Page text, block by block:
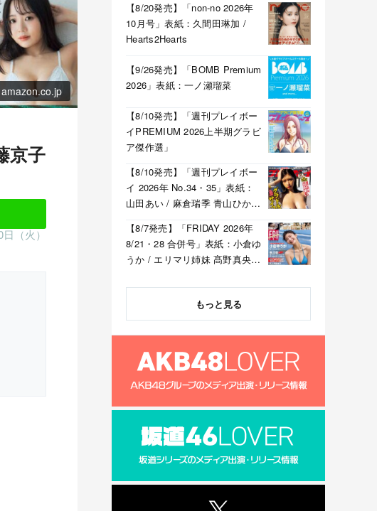
amazon.co.jp
（火）
【8/20発売】「non-no 2026年
10月号」表紙：久間田琳加 /
Hearts2Hearts
【9/26発売】「BOMB Premium
2026」表紙：一ノ瀬瑠菜
【8/10発売】「週刊プレイボー
イPREMIUM 2026上半期グラビ
ア傑作選」
【8/10発売】「週刊プレイボー
イ 2026年 No.34・35」表紙：
山田あい / 麻倉瑞季 青山ひかる
【8/7発売】「FRIDAY 2026年
8/21・28 合併号」表紙：小倉ゆ
うか / エリマリ姉妹 髙野真央
もっと見る